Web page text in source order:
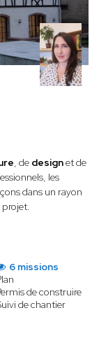
, de designet de
les
dans un rayon
projet.
6 missions
de construire
de chantier